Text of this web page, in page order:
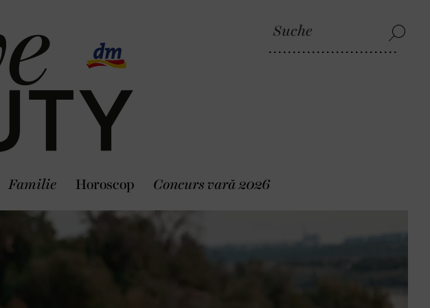
Familie Horoscop Concurs vară 2026